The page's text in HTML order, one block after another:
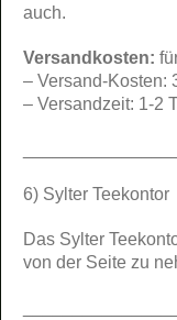
auch.
Versandkosten:
– Versand-Kosten:
– Versandzeit: 1-2
6) Sylter Teekontor
Das Sylter
von der Seite zu